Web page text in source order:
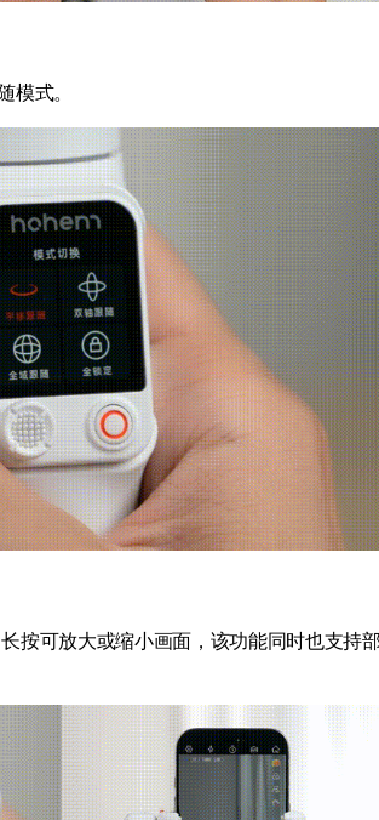
模式。
按可放大或缩小画面，该功能同时也支持